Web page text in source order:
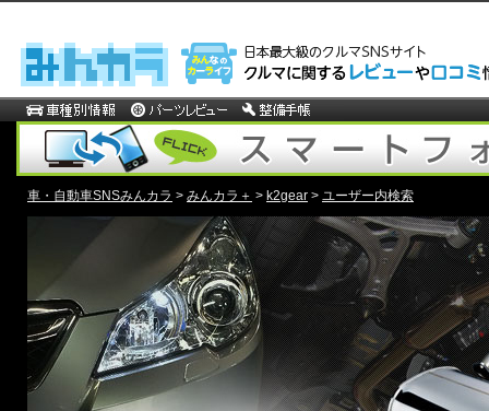
車・自動車SNSみんカラ > みんカラ＋ > k2gear > ユーザー内検索